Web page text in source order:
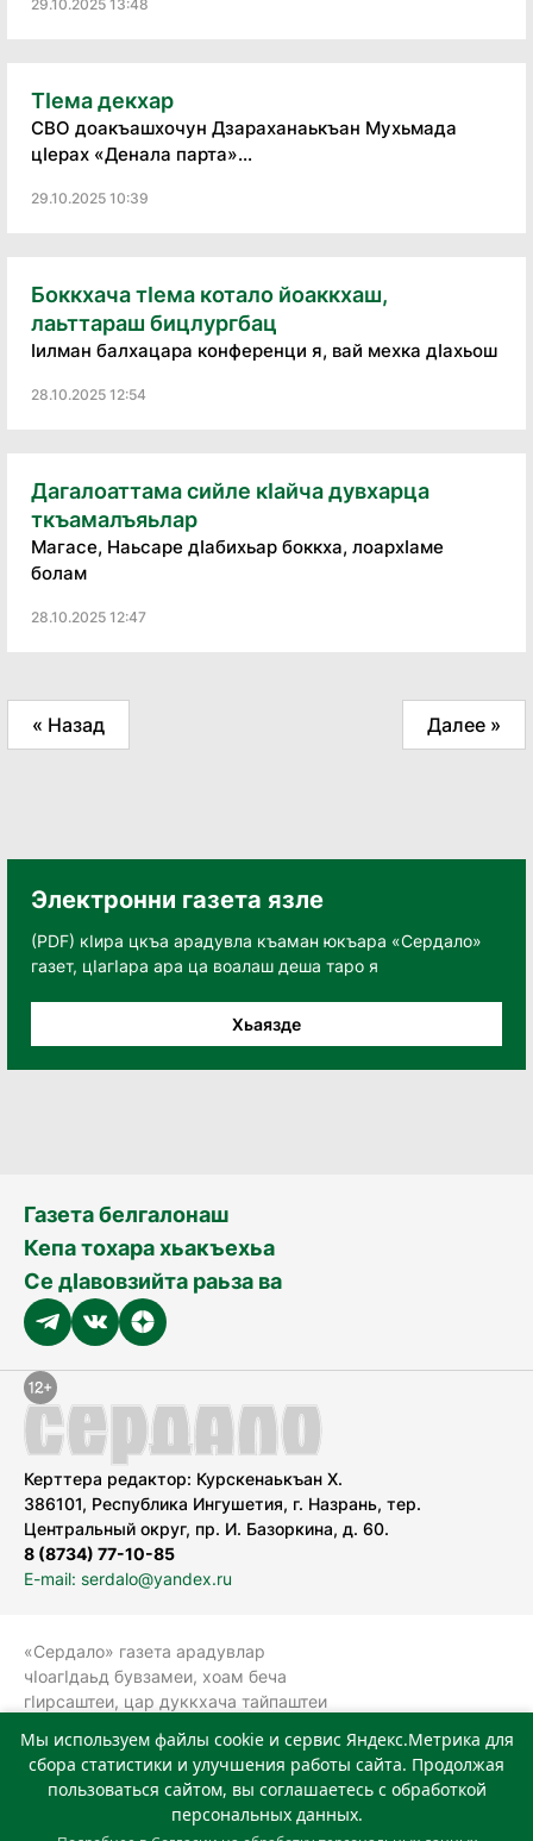
29.10.2025 13:48
Тӏема декхар
СВО доакъашхочун Дзараханаькъан Мухьмада
цӏерах «Денала парта»...
29.10.2025 10:39
Боккхача тӏема котало йоаккхаш,
лаьттараш бицлургбац
ӏилман балхацара конференци я, вай мехка дӏахьош
28.10.2025 12:54
Дагалоаттама сийле кIайча дувхарца
ткъамалъяьлар
Магасе, Наьсаре дIабихьар боккха, лоархIаме
болам
28.10.2025 12:47
« Назад Далее »
Электронни газета язле
(PDF) кӀира цкъа арадувла къаман юкъара «Сердало»
газет, цӀагӀара ара ца воалаш деша таро я
Хьаязде
Газета белгалонаш
Кепа тохара хьакъехьа
Се дӀавовзийта раьза ва
Керттера редактор: Курскенаькъан Х.
386101, Республика Ингушетия, г. Назрань, тер.
Центральный округ, пр. И. Базоркина, д. 60.
8 (8734) 77-10-85
E-mail: serdalo@yandex.ru
«Сердало» газета арадувлар
чIоагIдаьд бувзамеи, хоам беча
гIирсаштеи, цар дуккхача тайпаштеи
болхлоша (Роскомнадзор).
Реестровая запись СМИ: ЭЛ № ФС 77-
78323 от 15.05.2020 г. Учредитель:
Государственное автономное
Мы используем файлы cookie и сервис Яндекс.Метрика для
сбора статистики и улучшения работы сайта. Продолжая
пользоваться сайтом, вы соглашаетесь с обработкой
персональных данных.